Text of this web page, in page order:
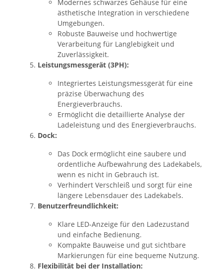
Modernes schwarzes Gehäuse für eine
ästhetische Integration in verschiedene
Umgebungen.
Robuste Bauweise und hochwertige
Verarbeitung für Langlebigkeit und
Zuverlässigkeit.
Leistungsmessgerät (3PH):
Integriertes Leistungsmessgerät für eine
präzise Überwachung des
Energieverbrauchs.
Ermöglicht die detaillierte Analyse der
Ladeleistung und des Energieverbrauchs.
Dock:
Das Dock ermöglicht eine saubere und
ordentliche Aufbewahrung des Ladekabels,
wenn es nicht in Gebrauch ist.
Verhindert Verschleiß und sorgt für eine
längere Lebensdauer des Ladekabels.
Benutzerfreundlichkeit:
Klare LED-Anzeige für den Ladezustand
und einfache Bedienung.
Kompakte Bauweise und gut sichtbare
Markierungen für eine bequeme Nutzung.
Flexibilität bei der Installation: